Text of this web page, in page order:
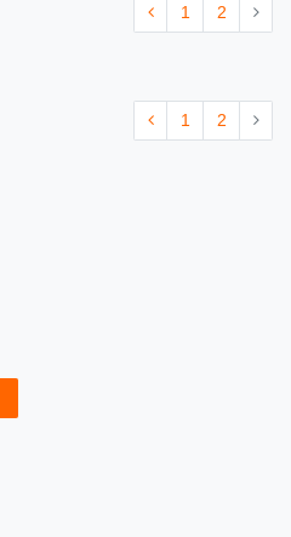
1 2
1 2